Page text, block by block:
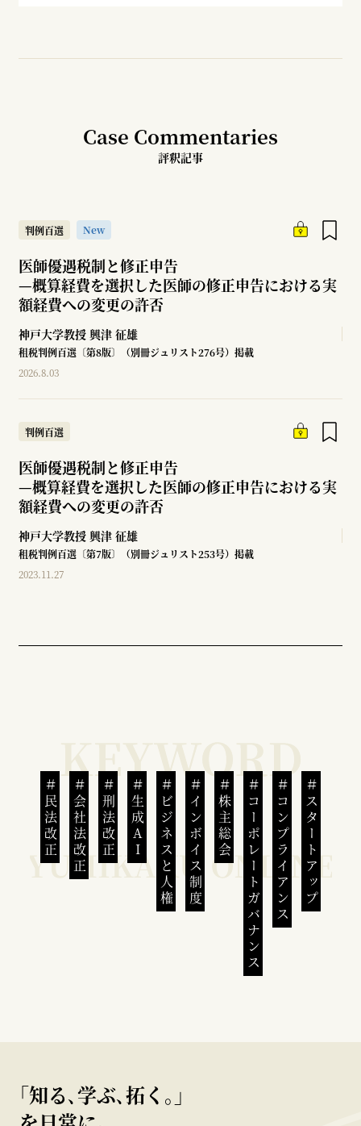
Case Commentaries
評釈記事
判例百選 New
医師優遇税制と修正申告
—概算経費を選択した医師の修正申告における実
額経費への変更の許否
神戸大学教授 興津 征雄
租税判例百選〔第8版〕（別冊ジュリスト276号）掲載
2026.8.03
判例百選
医師優遇税制と修正申告
—概算経費を選択した医師の修正申告における実
額経費への変更の許否
神戸大学教授 興津 征雄
租税判例百選〔第7版〕（別冊ジュリスト253号）掲載
2023.11.27
民法改正 会社法改正 刑法改正 生成AI ビジネスと人権インボイス制度 株主総会 コーポレートガバナンスコンプライアンススタートアップ
｢知る､学ぶ､拓く｡｣